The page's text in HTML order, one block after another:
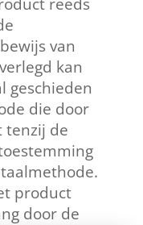
van
kan
geschieden
die door
tenzij de
product
door de